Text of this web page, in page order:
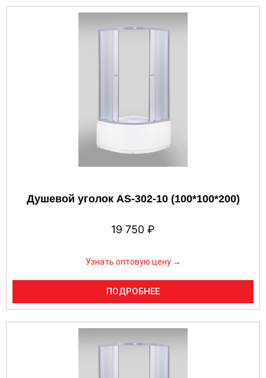
Душевой уголок AS-302-10 (100*100*200)
19 750 ₽
Узнать оптовую цену →
ПОДРОБНЕЕ